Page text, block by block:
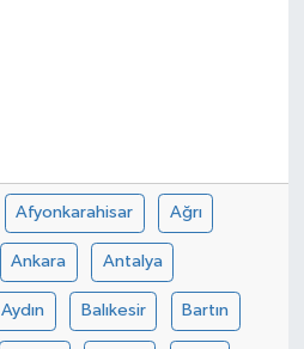
Afyonkarahisar Ağrı
Ankara Antalya
Aydın Balıkesir Bartın